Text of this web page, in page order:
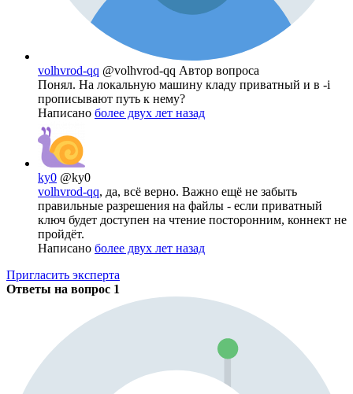
volhvrod-qq @volhvrod-qq Автор вопроса
Понял. На локальную машину кладу приватный и в -i
прописывают путь к нему?
Написано более двух лет назад
ky0 @ky0
volhvrod-qq, да, всё верно. Важно ещё не забыть
правильные разрешения на файлы - если приватный
ключ будет доступен на чтение посторонним, коннект не
пройдёт.
Написано более двух лет назад
Пригласить эксперта
Ответы на вопрос 1